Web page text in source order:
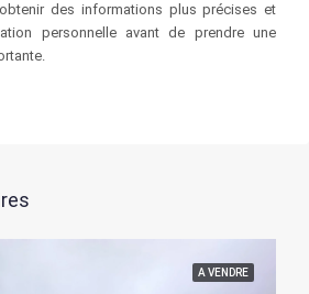
des informations plus précises et
personnelle avant de prendre une
A VENDRE